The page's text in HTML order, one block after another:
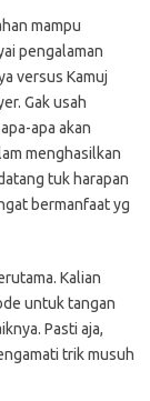
mampu
pengalaman
versus Kamuj
Gak usah
apa akan
menghasilkan
tuk harapan
bermanfaat yg
Kalian
untuk tangan
Pasti aja,
trik musuh